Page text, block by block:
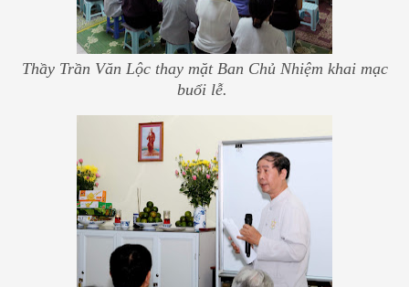
Thầy Trần Văn Lộc thay mặt Ban Chủ Nhiệm khai mạc
buổi lễ.